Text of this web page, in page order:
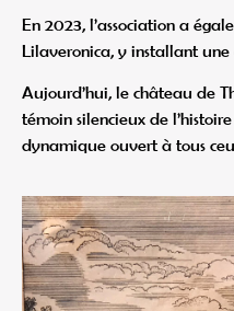
En 2023, l’association a
Lilaveronica, y installant
Aujourd’hui, le château de
témoin silencieux de
dynamique ouvert à tous